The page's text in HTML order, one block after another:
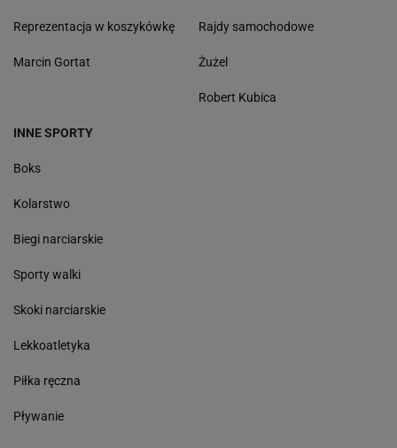
Reprezentacja w koszykówkę
Marcin Gortat
Rajdy samochodowe
Żużel
Robert Kubica
INNE SPORTY
Boks
Kolarstwo
Biegi narciarskie
Sporty walki
Skoki narciarskie
Lekkoatletyka
Piłka ręczna
Pływanie